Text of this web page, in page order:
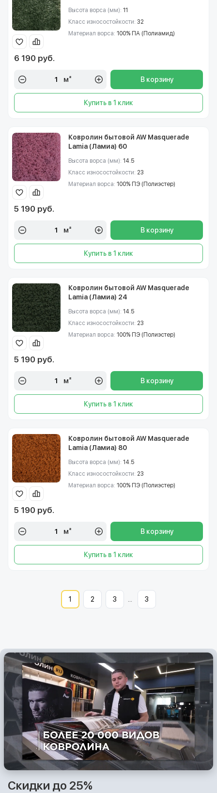
Высота ворса (мм): 11
Класс износостойкости: 32
Материал ворса: 100% ПА (Полиамид)
6 190 руб.
м² В корзину
Купить в 1 клик
Ковролин бытовой AW Masquerade
Lamia (Ламиа) 60
Высота ворса (мм): 14.5
Класс износостойкости: 23
Материал ворса: 100% ПЭ (Полиэстер)
5 190 руб.
м² В корзину
Купить в 1 клик
Ковролин бытовой AW Masquerade
Lamia (Ламиа) 24
Высота ворса (мм): 14.5
Класс износостойкости: 23
Материал ворса: 100% ПЭ (Полиэстер)
5 190 руб.
м² В корзину
Купить в 1 клик
Ковролин бытовой AW Masquerade
Lamia (Ламиа) 80
Высота ворса (мм): 14.5
Класс износостойкости: 23
Материал ворса: 100% ПЭ (Полиэстер)
5 190 руб.
м² В корзину
Купить в 1 клик
1 2 3 3
Скидки до 25%